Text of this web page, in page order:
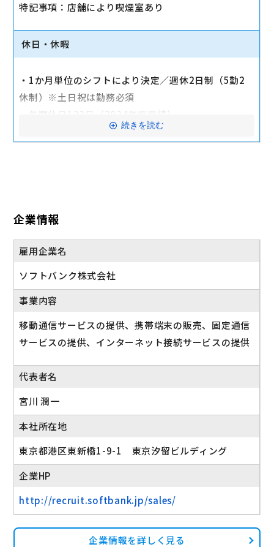
・入社時に研修有（職種・地域によって研修日程が異
なる）
・制服貸与
等）
交通費全額支給
特記事項：店舗により喫煙室あり
休日・休暇
・1か月単位のシフトにより決定／週休2日制（5勤2
休制）※土日祝は勤務必須
・年間休日123日（2024年度実績）
・有給休暇：6か月勤務後11日付与
続きを読む
企業情報
雇用企業名
ソフトバンク株式会社
事業内容
移動通信サービスの提供、携帯端末の販売、固定通信
サービスの提供、インターネット接続サービスの提供
代表者名
宮川 潤一
本社所在地
東京都港区東新橋1-9-1 東京汐留ビルディング
企業HP
http://recruit.softbank.jp/sales/
企業情報を詳しく見る